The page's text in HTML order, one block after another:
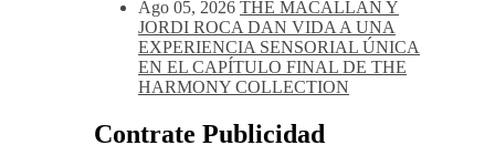
Ago 05, 2026 THE MACALLAN Y
JORDI ROCA DAN VIDA A UNA
EXPERIENCIA SENSORIAL ÚNICA
EN EL CAPÍTULO FINAL DE THE
HARMONY COLLECTION
Contrate Publicidad